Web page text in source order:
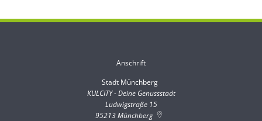
Anschrift
Stadt Münchberg
KULCITY - Deine Genussstadt
Ludwigstraße 15
95213Münchberg